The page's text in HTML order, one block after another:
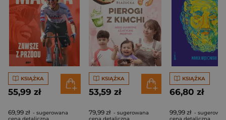
KSIĄŻKA
55,99 zł
69,99 zł - sugerowana
KSIĄŻKA
53,59 zł
79,99 zł - sugerowana
KSIĄŻKA
66,80 zł
99,99 zł -